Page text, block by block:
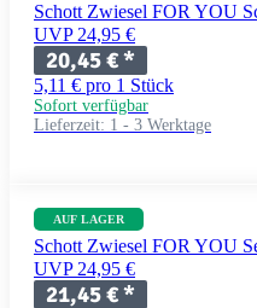
Schott Zwiesel FOR YOU
UVP 24,95 €
20,45 €*
5,11 € pro 1 Stück
Sofort verfügbar
Lieferzeit: 1 - 3 Werktage
AUF LAGER
Schott Zwiesel FOR YOU
UVP 24,95 €
21,45 €*